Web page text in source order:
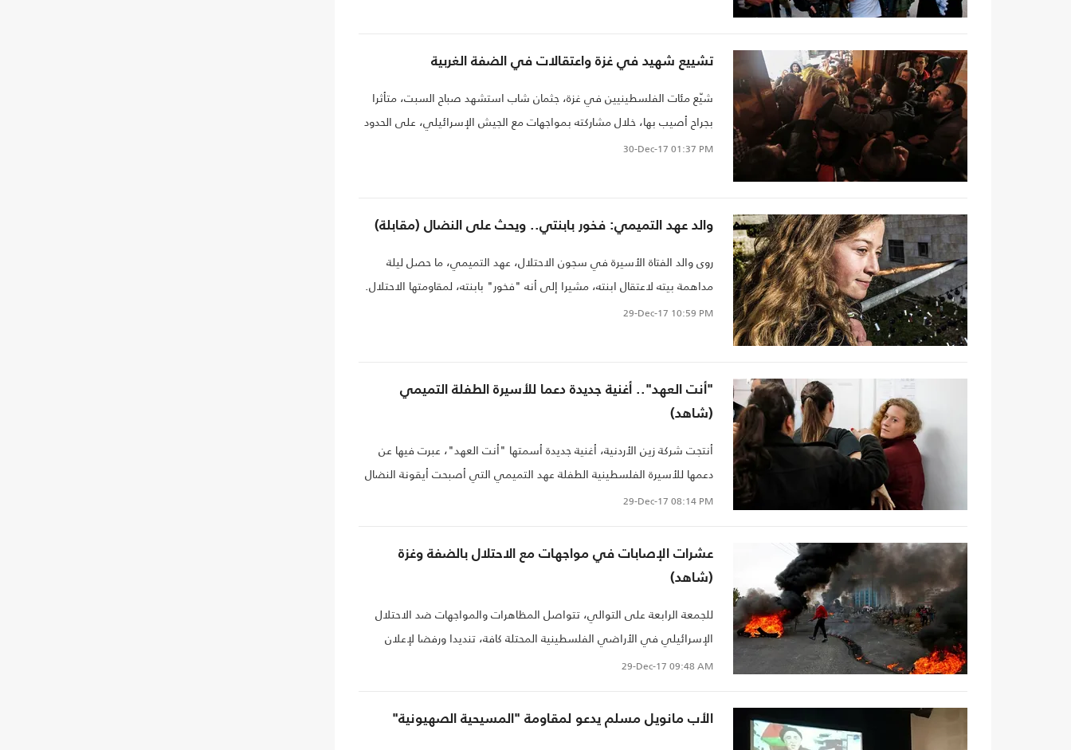
تشييع شهيد في غزة واعتقالات في الضفة الغربية
شيّع مئات الفلسطينيين في غزة، جثمان شاب استشهد صباح السبت، متأثرا
بجراح أصيب بها، خلال مشاركته بمواجهات مع الجيش الإسرائيلي، على الحدود
الفاصلة بين القطاع وإسرائيل..
30-Dec-17 01:37 PM
والد عهد التميمي: فخور بابنتي.. ويحث على النضال (مقابلة)
روى والد الفتاة الأسيرة في سجون الاحتلال، عهد التميمي، ما حصل ليلة
مداهمة بيته لاعتقال ابنته، مشيرا إلى أنه "فخور" بابنته، لمقاومتها الاحتلال.
29-Dec-17 10:59 PM
"أنت العهد".. أغنية جديدة دعما للأسيرة الطفلة التميمي
(شاهد)
أنتجت شركة زين الأردنية، أغنية جديدة أسمتها "أنت العهد"، عبرت فيها عن
دعمها للأسيرة الفلسطينية الطفلة عهد التميمي التي أصبحت أيقونة النضال
الفلسطيني.29-Dec-17 08:14 PM
عشرات الإصابات في مواجهات مع الاحتلال بالضفة وغزة
(شاهد)
للجمعة الرابعة على التوالي، تتواصل المظاهرات والمواجهات ضد الاحتلال
الإسرائيلي في الأراضي الفلسطينية المحتلة كافة، تنديدا ورفضا لإعلان
الرئيس الأمريكي دونالد ترامب الاعتراف بمدينة القدس المحتلة "عاصمة
29-Dec-17 09:48 AM
الأب مانويل مسلم يدعو لمقاومة "المسيحية الصهيونية"